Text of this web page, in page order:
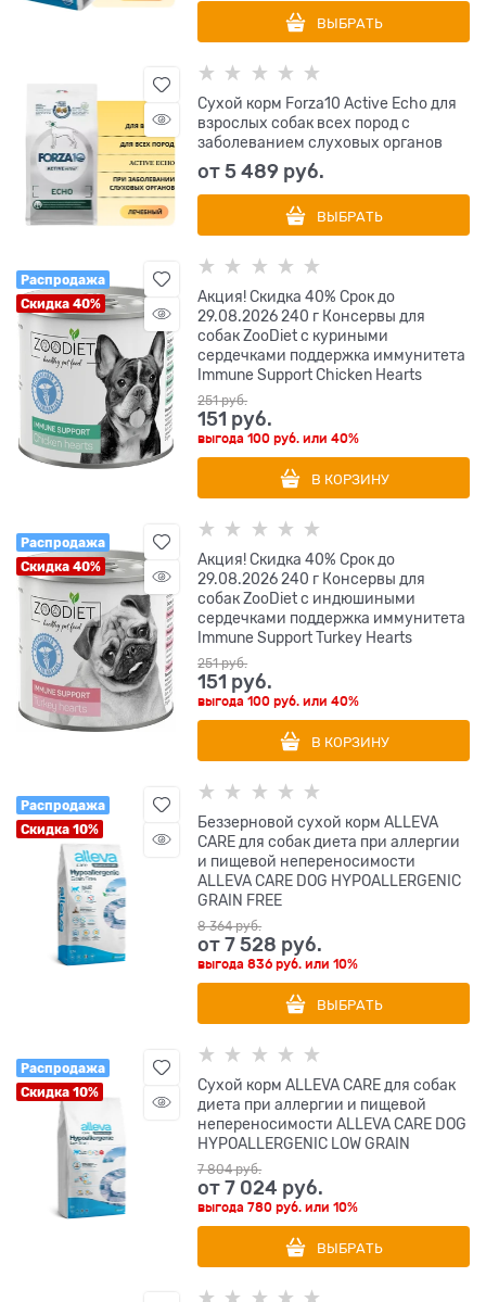
ВЫБРАТЬ
Сухой корм Forza10 Active Echo для
взрослых собак всех пород с
заболеванием слуховых органов
от5 489 руб.
ВЫБРАТЬ
Распродажа
Скидка 40%
Акция! Скидка 40% Срок до
29.08.2026 240 г Консервы для
собак ZooDiet с куриными
сердечками поддержка иммунитета
Immune Support Chicken Hearts
251 руб.
151 руб.
выгода100 руб. или40%
В КОРЗИНУ
Распродажа
Скидка 40%
Акция! Скидка 40% Срок до
29.08.2026 240 г Консервы для
собак ZooDiet с индюшиными
сердечками поддержка иммунитета
Immune Support Turkey Hearts
251 руб.
151 руб.
выгода100 руб. или40%
В КОРЗИНУ
Распродажа
Скидка 10%
Беззерновой сухой корм ALLEVA
CARE для собак диета при аллергии
и пищевой непереносимости
ALLEVA CARE DOG HYPOALLERGENIC
GRAIN FREE
8 364 руб.
от7 528 руб.
выгода836 руб. или10%
ВЫБРАТЬ
Распродажа
Скидка 10%
Сухой корм ALLEVA CARE для собак
диета при аллергии и пищевой
непереносимости ALLEVA CARE DOG
HYPOALLERGENIC LOW GRAIN
7 804 руб.
от7 024 руб.
выгода780 руб. или10%
ВЫБРАТЬ